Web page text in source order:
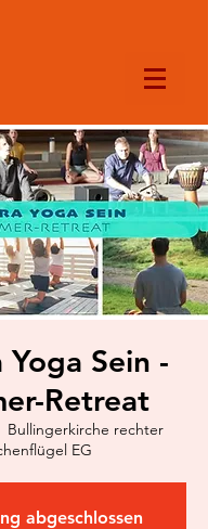
Sein -
Retreat
Bullingerkirche rechter
EG
abgeschlossen